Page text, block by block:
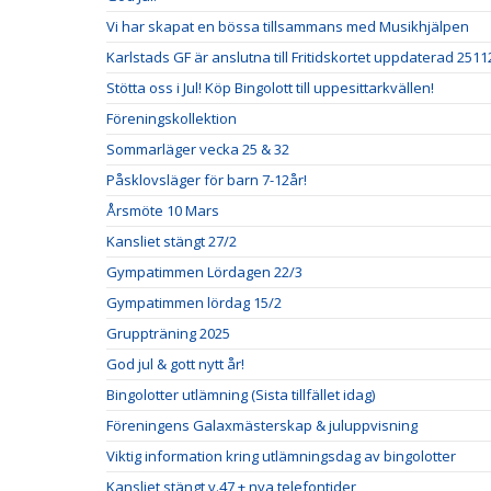
Vi har skapat en bössa tillsammans med Musikhjälpen
Karlstads GF är anslutna till Fritidskortet uppdaterad
Stötta oss i Jul! Köp Bingolott till uppesittarkvällen!
Föreningskollektion
Sommarläger vecka 25 & 32
Påsklovsläger för barn 7-12år!
Årsmöte 10 Mars
Kansliet stängt 27/2
Gympatimmen Lördagen 22/3
Gympatimmen lördag 15/2
Gruppträning 2025
God jul & gott nytt år!
Bingolotter utlämning (Sista tillfället idag)
Föreningens Galaxmästerskap & juluppvisning
Viktig information kring utlämningsdag av bingolotter
Kansliet stängt v.47 + nya telefontider